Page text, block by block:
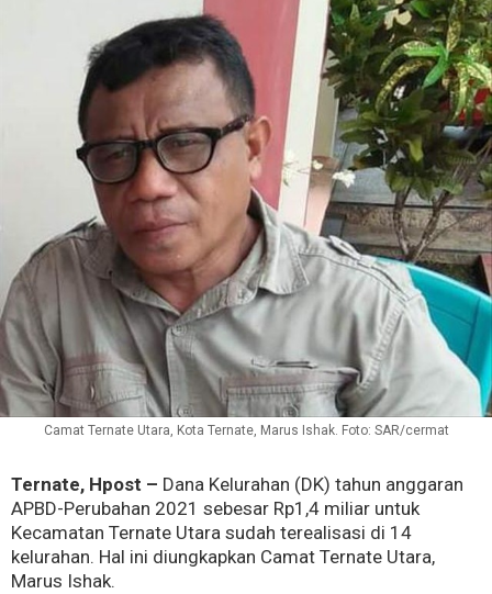
Camat Ternate Utara, Kota Ternate, Marus Ishak. Foto: SAR/cermat
Ternate, Hpost – Dana Kelurahan (DK) tahun anggaran
APBD-Perubahan 2021 sebesar Rp1,4 miliar untuk
Kecamatan Ternate Utara sudah terealisasi di 14
kelurahan. Hal ini diungkapkan Camat Ternate Utara,
Marus Ishak.